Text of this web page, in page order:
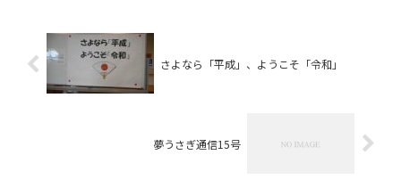
さよなら「平成」、ようこそ「令和」
夢うさぎ通信15号